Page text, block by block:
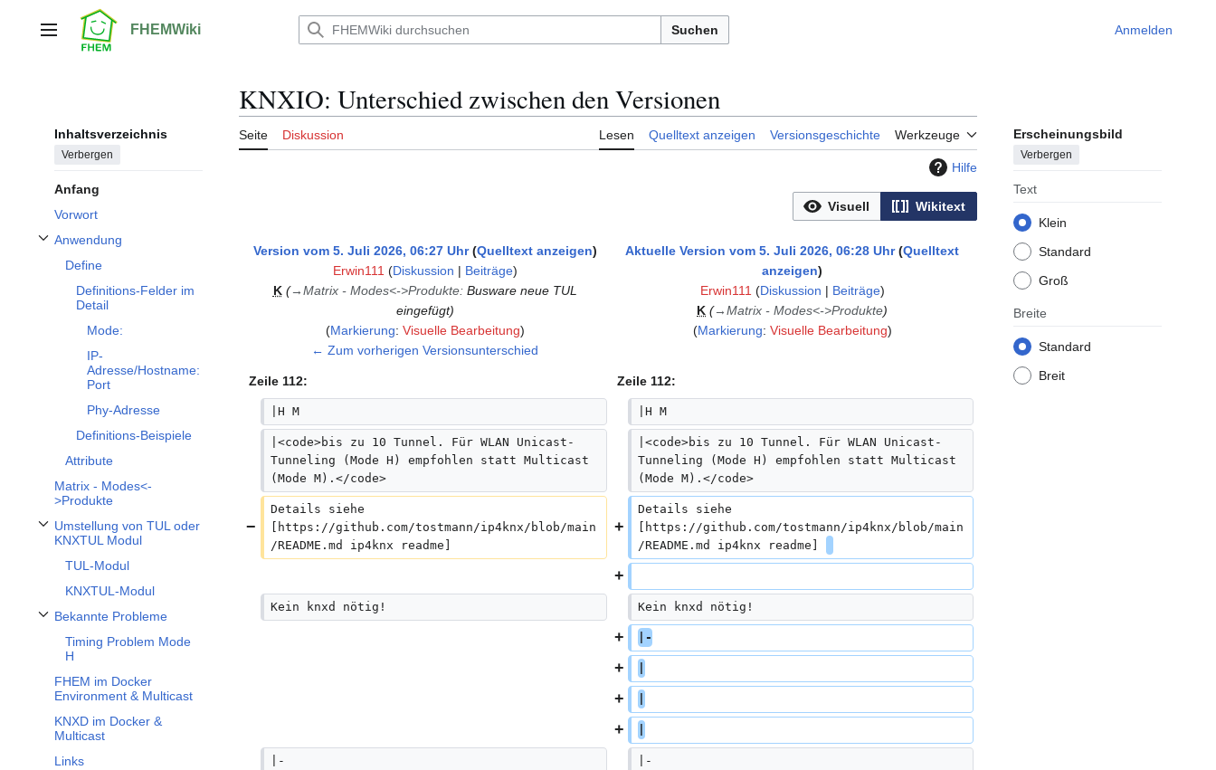
springenHauptmenü FHEMWiki Suchen Anmelden
Inhaltsverzeichnis
Verbergen
Anfang
Vorwort
Anwendung
Unterabschnitt Anwendung umschalten
Define
Definitions-Felder im
Detail
Mode:
IP-
Adresse/Hostname:
Port
Phy-Adresse
Definitions-Beispiele
Attribute
Matrix - Modes<-
>Produkte
Umstellung von TUL oder
KNXTUL Modul
Unterabschnitt Umstellung von TUL oder KNXTUL Modul umschalten
TUL-Modul
KNXTUL-Modul
Bekannte Probleme
Unterabschnitt Bekannte Probleme umschalten
Timing Problem Mode
H
FHEM im Docker
Environment & Multicast
KNXD im Docker &
Multicast
Links
KNXIO: Unterschied zwischen den Versionen
Seite Diskussion Lesen Quelltext anzeigen Versionsgeschichte Werkzeuge Erscheinungsbild
Verbergen
Text
Klein
Standard
Groß
Breite
Standard
Breit
Hilfe
Visuell Wikitext
Version vom 5. Juli 2026, 06:27 Uhr Quelltext anzeigen
Erwin111 (Diskussion | Beiträge)
K →Matrix - Modes<->Produkte: Busware neue TUL
eingefügt
Markierung: Visuelle Bearbeitung
← Zum vorherigen Versionsunterschied
Aktuelle Version vom 5. Juli 2026, 06:28 Uhr Quelltext
anzeigen
Erwin111 (Diskussion | Beiträge)
K →Matrix - Modes<->Produkte
Markierung: Visuelle Bearbeitung
Zeile 112: Zeile 112:
|H M |H M
|<code>bis zu 10 Tunnel. Für WLAN Unicast-
Tunneling (Mode H) empfohlen statt Multicast
(Mode M).</code>
|<code>bis zu 10 Tunnel. Für WLAN Unicast-
Tunneling (Mode H) empfohlen statt Multicast
(Mode M).</code>
Details siehe
[https://github.com/tostmann/ip4knx/blob/main
/README.md ip4knx readme]
Details siehe
[https://github.com/tostmann/ip4knx/blob/main
/README.md ip4knx readme]
Kein knxd nötig! Kein knxd nötig!
|-
|- |-